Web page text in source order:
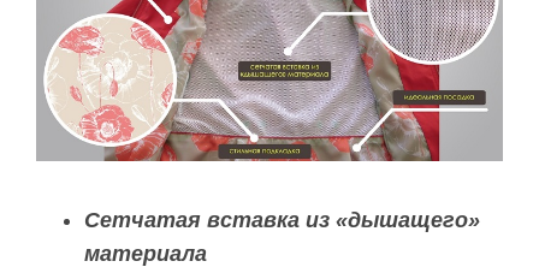
Сетчатая вставка из «дышащего»
материала